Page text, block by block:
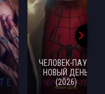
ЧЕЛОВЕК-ПАУК:
НОВЫЙ ДЕНЬ
(2026)